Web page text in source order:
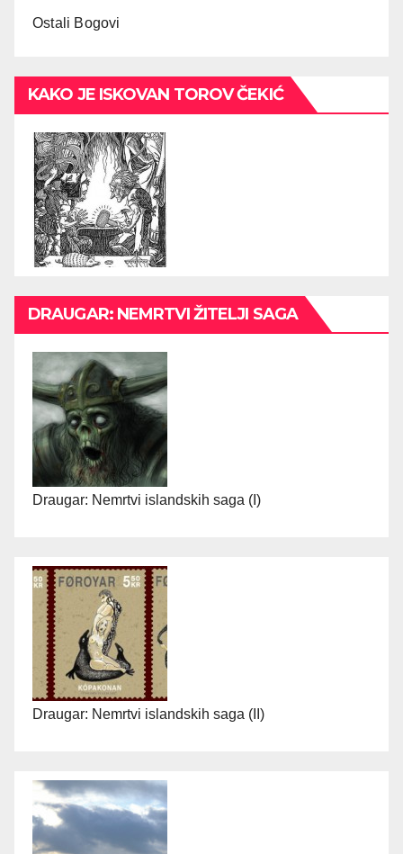
Ostali Bogovi
KAKO JE ISKOVAN TOROV ČEKIĆ
DRAUGAR: NEMRTVI ŽITELJI SAGA
Draugar: Nemrtvi islandskih saga (I)
Draugar: Nemrtvi islandskih saga (II)